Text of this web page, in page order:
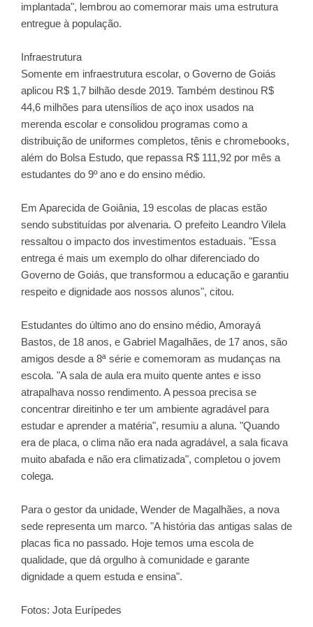
implantada", lembrou ao comemorar mais uma estrutura
entregue à população.
Infraestrutura
Somente em infraestrutura escolar, o Governo de Goiás
aplicou R$ 1,7 bilhão desde 2019. Também destinou R$
44,6 milhões para utensílios de aço inox usados na
merenda escolar e consolidou programas como a
distribuição de uniformes completos, tênis e chromebooks,
além do Bolsa Estudo, que repassa R$ 111,92 por mês a
estudantes do 9º ano e do ensino médio.
Em Aparecida de Goiânia, 19 escolas de placas estão
sendo substituídas por alvenaria. O prefeito Leandro Vilela
ressaltou o impacto dos investimentos estaduais. "Essa
entrega é mais um exemplo do olhar diferenciado do
Governo de Goiás, que transformou a educação e garantiu
respeito e dignidade aos nossos alunos", citou.
Estudantes do último ano do ensino médio, Amorayá
Bastos, de 18 anos, e Gabriel Magalhães, de 17 anos, são
amigos desde a 8ª série e comemoram as mudanças na
escola. "A sala de aula era muito quente antes e isso
atrapalhava nosso rendimento. A pessoa precisa se
concentrar direitinho e ter um ambiente agradável para
estudar e aprender a matéria", resumiu a aluna. "Quando
era de placa, o clima não era nada agradável, a sala ficava
muito abafada e não era climatizada", completou o jovem
colega.
Para o gestor da unidade, Wender de Magalhães, a nova
sede representa um marco. "A história das antigas salas de
placas fica no passado. Hoje temos uma escola de
qualidade, que dá orgulho à comunidade e garante
dignidade a quem estuda e ensina".
Fotos: Jota Eurípedes